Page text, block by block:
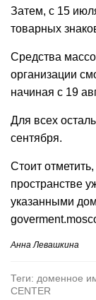
Затем, с 15
товарных
Средства
организации
начиная с 19
Для всех
сентября.
Стоит
пространстве
указанными
Анна Левашкина
Теги: доменное
CENTER